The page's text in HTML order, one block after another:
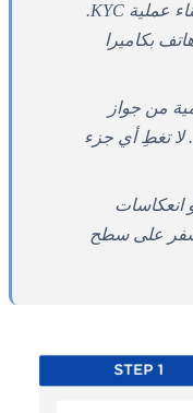
يرجى التأكد من وجود اتصال إنترنت أثناء عملية KYC.
بكاميرا
من جواز
لا تغطِ أي جزء
انعكاسات
على سطح